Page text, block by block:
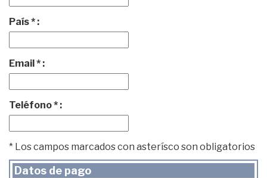
País * :
Email * :
Teléfono * :
* Los campos marcados con asterísco son obligatorios
Datos de pago